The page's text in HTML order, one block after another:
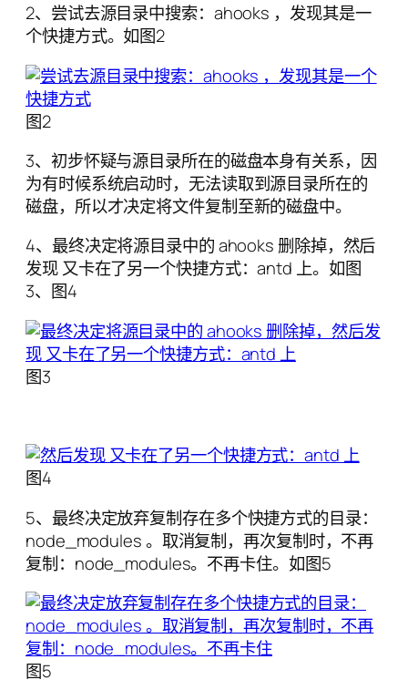
2、尝试去源目录中搜索：ahooks ，发现其是一
个快捷方式。如图2
图2
3、初步怀疑与源目录所在的磁盘本身有关系，因
为有时候系统启动时，无法读取到源目录所在的
磁盘，所以才决定将文件复制至新的磁盘中。
4、最终决定将源目录中的 ahooks 删除掉，然后
发现 又卡在了另一个快捷方式：antd 上。如图
3、图4
图3
图4
5、最终决定放弃复制存在多个快捷方式的目录：
node_modules 。取消复制，再次复制时，不再
复制：node_modules。不再卡住。如图5
图5